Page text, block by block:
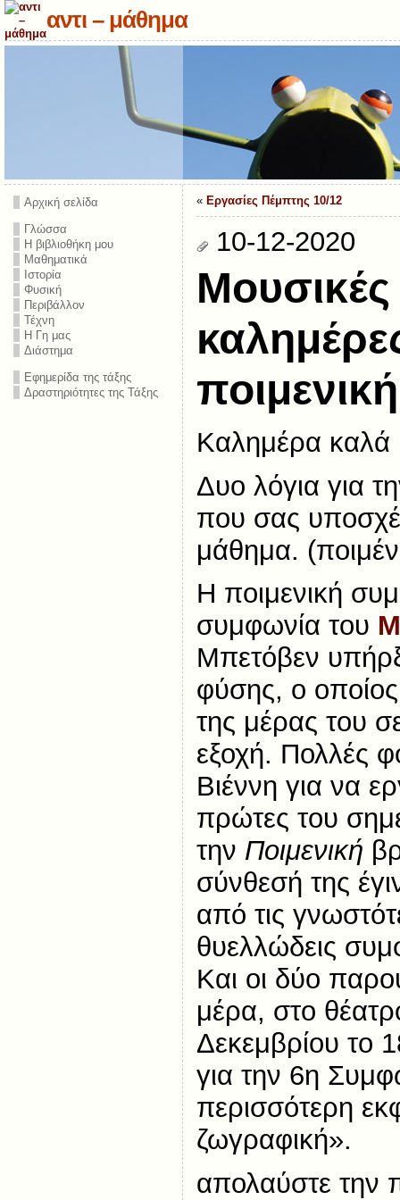
αντι – μάθημα
Αρχική σελίδα
Γλώσσα
Η βιβλιοθήκη μου
Μαθηματικά
Ιστορία
Φυσική
Περιβάλλον
Τέχνη
Η Γη μας
Διάστημα
Εφημερίδα της τάξης
Δραστηριότητες της Τάξης
« Εργασίες Πέμπτης 10/12
10-12-2020
Μουσικές
Καλημέρα καλά
Δυο λόγια για
που σας
μάθημα.
Η ποιμενική
συμφωνία του
Μπετόβεν
φύσης, ο
της μέρας του
εξοχή. Πολλές
Βιέννη για να
πρώτες του
την Ποιμενική
σύνθεσή της
από τις
θυελλώδεις
Και οι δύο
μέρα, στο
Δεκεμβρίου το
για την 6η
περισσότερη
ζωγραφική».
απολαύστε την